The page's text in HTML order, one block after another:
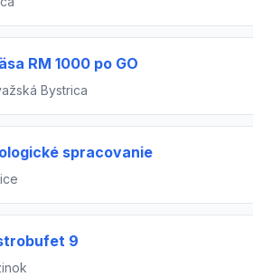
RM 1000 po GO
Bystrica
spracovanie
9